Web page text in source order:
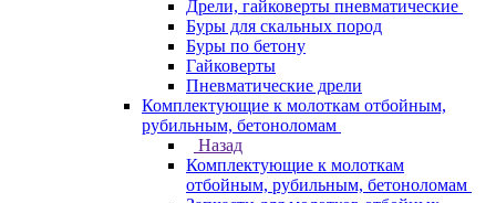
Дрели, гайковерты пневматические
Буры для скальных пород
Буры по бетону
Гайковерты
Пневматические дрели
Комплектующие к молоткам отбойным,
рубильным, бетоноломам
Назад
Комплектующие к молоткам
отбойным, рубильным, бетоноломам